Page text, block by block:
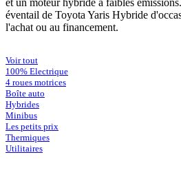
et un moteur hybride à faibles
éventail de Toyota Yaris Hybride
l'achat ou au financement.
Voir tout
100% Electrique
4 roues motrices
Boîte auto
Hybrides
Minibus
Les petits prix
Thermiques
Utilitaires